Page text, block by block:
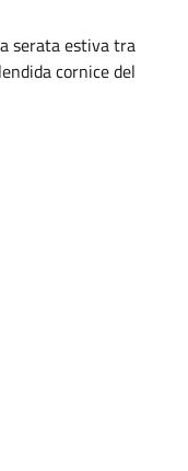
serata estiva tra
cornice del